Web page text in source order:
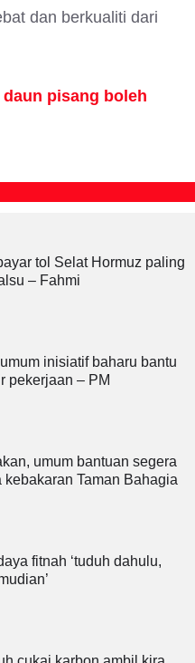
dan berkualiti dari
pisang boleh
tol Selat Hormuz paling
– Fahmi
inisiatif baharu bantu
pekerjaan – PM
umum bantuan segera
kebakaran Taman Bahagia
fitnah ‘tuduh dahulu,